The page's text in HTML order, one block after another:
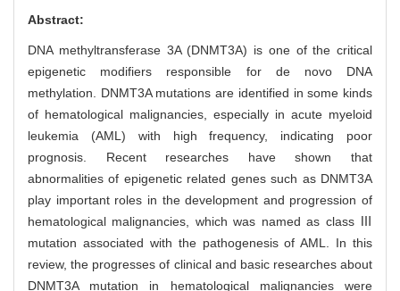
Abstract:
DNA methyltransferase 3A (DNMT3A) is one of the critical
epigenetic modifiers responsible for de novo DNA
methylation. DNMT3A mutations are identified in some kinds
of hematological malignancies, especially in acute myeloid
leukemia (AML) with high frequency, indicating poor
prognosis. Recent researches have shown that
abnormalities of epigenetic related genes such as DNMT3A
play important roles in the development and progression of
hematological malignancies, which was named as class Ⅲ
mutation associated with the pathogenesis of AML. In this
review, the progresses of clinical and basic researches about
DNMT3A mutation in hematological malignancies were